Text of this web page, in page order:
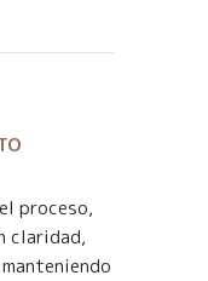
proceso,
claridad,